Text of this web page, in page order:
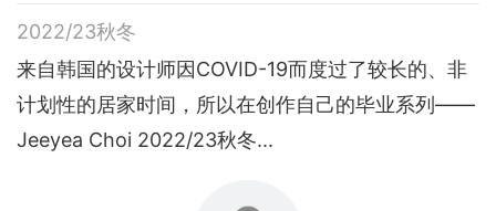
2022/23秋冬
来自韩国的设计师因COVID-19而度过了较长的、非
计划性的居家时间，所以在创作自己的毕业系列——
Jeeyea Choi 2022/23秋冬...